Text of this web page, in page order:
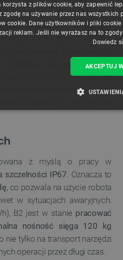
zaawansowanych robotów
w każdym ze stawów
ruchu
, potrafi biegać z
. Zaprojektowany do
stabilnością i płynnością
powierzchniach
. Dzięki tym
inspekcyjna, logistyczna
z myślą o pracy w
szczelności IP67. Oznacza to
, co pozwala na użycie robota
w sytuacjach awaryjnych.
B2 jest w stanie pracować
nośność sięga 120 kg
nie tylko na transport narzędzi
operacji przez długi czas.
korzysta z plików cookie, aby zapewnić
zgodę na używanie przez nas
cookie. Dane użytkowników i pliki
reklam. Jeśli nie wyrażasz na to
Dowiedz
AKCEPTUJ
Niezbędne Wydajność
korzystanie z podstawowych funkcji
nie można prawidłowo korzystać ze strony
Provider /
Domena
.botland.com.pl
.botland.com.pl